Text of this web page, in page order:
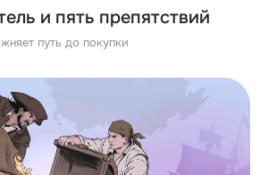
и пять препятствий
путь до покупки